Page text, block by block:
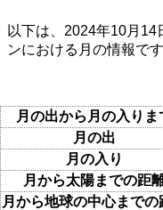
以下は、2024年10月14
ンにおける月の情報で
月の出から月の入りま
月の出
月の入り
月から太陽までの距
月から地球の中心までの